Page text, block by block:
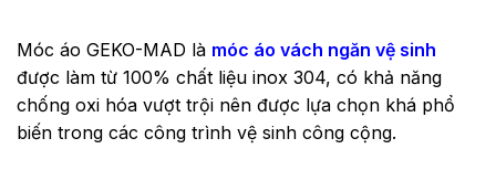
Móc áo GEKO-MAD là móc áo vách ngăn vệ sinh
được làm từ 100% chất liệu inox 304, có khả năng
chống oxi hóa vượt trội nên được lựa chọn khá phổ
biến trong các công trình vệ sinh công cộng.